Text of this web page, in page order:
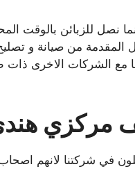
نصل للزبائن بالوقت
المقدمة من صيانة و
مع الشركات الاخرى ذات
مركزي
في شركتنا لانهم